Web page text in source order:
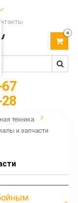
0
техника
и запчасти